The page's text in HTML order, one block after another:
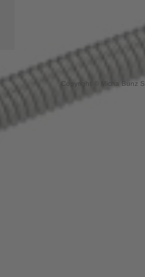
Copyright © Micha Bunz